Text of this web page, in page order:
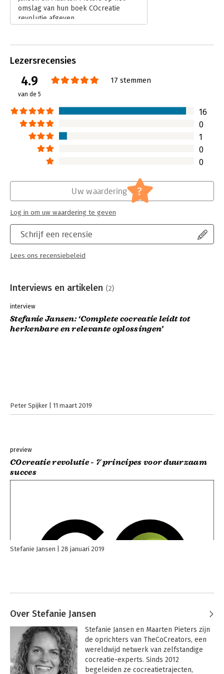
omslag van hun boek COcreatie
revolutie afgeven.
Lezersrecensies
4.9
van de 5
17 stemmen
16
0
1
0
0
Schrijf een recensie
Lees ons recensiebeleid
Uw waardering ?
Log in om uw waardering te geven
Interviews en artikelen (2)
interview
Stefanie Jansen: ‘Complete cocreatie leidt tot
herkenbare en relevante oplossingen’
Peter Spijker 11 maart 2019
preview
COcreatie revolutie - 7 principes voor duurzaam
succes
Stefanie Jansen 28 januari 2019
Over Stefanie Jansen
Stefanie Jansen en Maarten Pieters zijn
de oprichters van TheCoCreators, een
wereldwijd netwerk van zelfstandige
cocreatie-experts. Sinds 2012
begeleiden ze cocreatietrajecten,